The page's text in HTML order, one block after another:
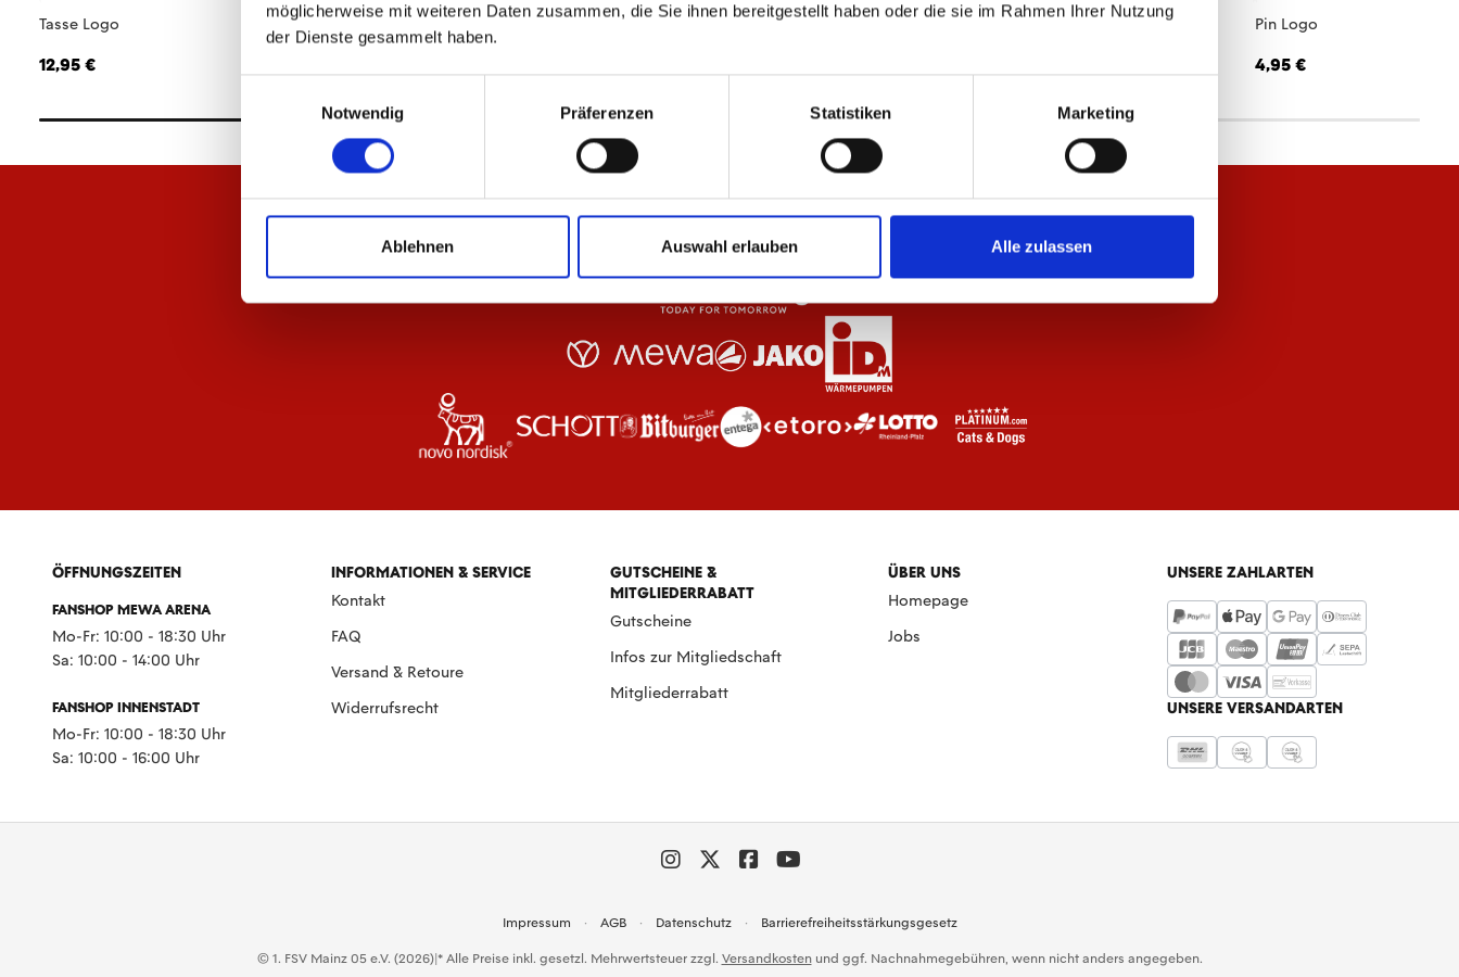
möglicherweise mit weiteren Daten zusammen, die Sie ihnen bereitgestellt haben oder die sie im Rahmen Ihrer Nutzung
der Dienste gesammelt haben.
Notwendig
Präferenzen Statistiken Marketing
Ablehnen Auswahl erlauben Alle zulassen
Tasse Logo
12,95 €
Aufkleber Logo Kennzeichenverstärker 1. FSV Mainz 05 Schal Logo Pin Logo
4,95 €
ÖFFNUNGSZEITEN
FANSHOP MEWA ARENA
Mo-Fr: 10:00 - 18:30 Uhr
Sa: 10:00 - 14:00 Uhr
FANSHOP INNENSTADT
Mo-Fr: 10:00 - 18:30 Uhr
Sa: 10:00 - 16:00 Uhr
INFORMATIONEN & SERVICE
Kontakt
FAQ
Versand & Retoure
Widerrufsrecht
GUTSCHEINE &
MITGLIEDERRABATT
Gutscheine
Infos zur Mitgliedschaft
Mitgliederrabatt
ÜBER UNS
Homepage
Jobs
UNSERE ZAHLARTEN
UNSERE VERSANDARTEN
Impressum AGB Datenschutz Barrierefreiheitsstärkungsgesetz
© 1. FSV Mainz 05 e.V. (2026)|* Alle Preise inkl. gesetzl. Mehrwertsteuer zzgl. Versandkostenund ggf. Nachnahmegebühren, wenn nicht anders angegeben.